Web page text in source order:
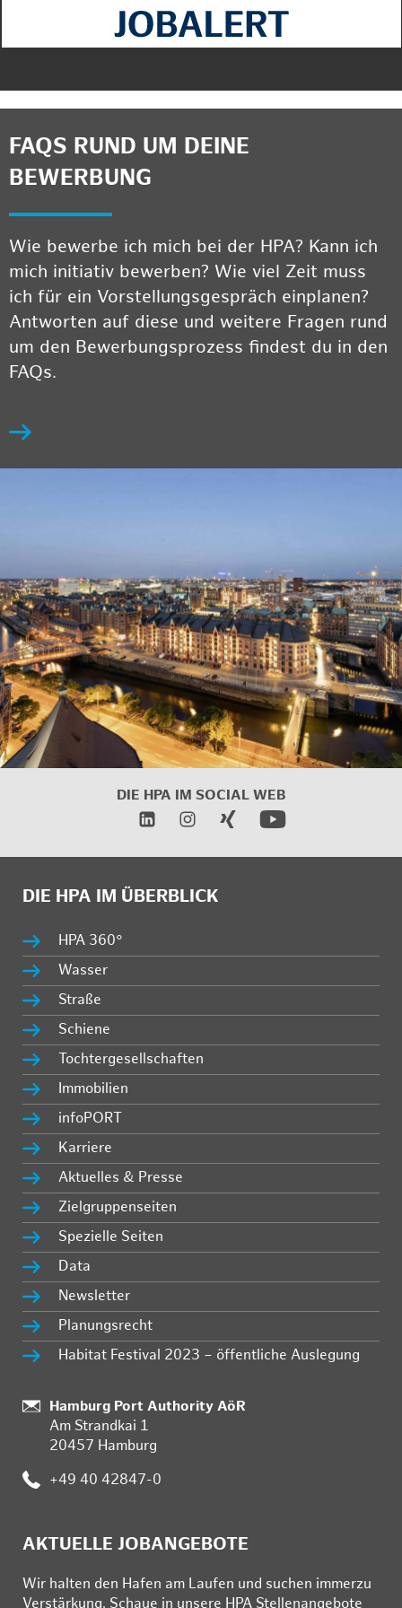
FAQS RUND UM DEINE
BEWERBUNG
Wie bewerbe ich mich bei der HPA? Kann ich
mich initiativ bewerben? Wie viel Zeit muss
ich für ein Vorstellungsgespräch einplanen?
Antworten auf diese und weitere Fragen rund
um den Bewerbungsprozess findest du in den
FAQs.
DIE HPA IM SOCIAL WEB
DIE HPA IM ÜBERBLICK
HPA 360°
Wasser
Straße
Schiene
Tochtergesellschaften
Immobilien
infoPORT
Karriere
Aktuelles & Presse
Zielgruppenseiten
Spezielle Seiten
Data
Newsletter
Planungsrecht
Habitat Festival 2023 – öffentliche Auslegung
:
Hamburg Port Authority AöR
Am Strandkai 1
20457 Hamburg
: +49 40 42847-0
AKTUELLE JOBANGEBOTE
Wir hal­ten den Ha­fen am Lau­fen und su­chen im­mer­zu
Ver­stär­kung. Schau­e in un­se­re HPA Stel­len­an­ge­bo­te